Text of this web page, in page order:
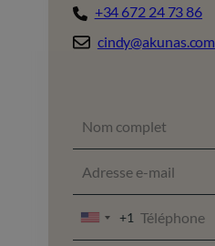
+34 672 24 73 86
cindy@akunas.com
UNITED
STATES
+1